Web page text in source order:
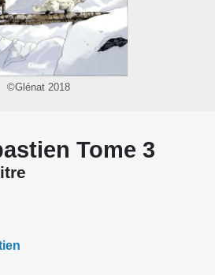
©Glénat 2018
Tome 3